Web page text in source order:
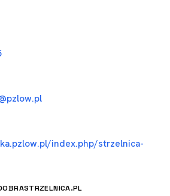
index.php/strzelnica-